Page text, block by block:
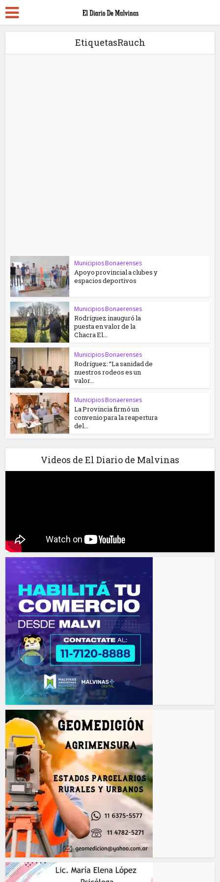
EtiquetasRauch
Municipios Bonaerenses
Apoyo provincial a clubes y
espacios deportivos
Municipios Bonaerenses
Rodríguez inauguró la
puesta en valor de la
Chacra El...
Municipios Bonaerenses
Rodríguez: “La sanidad de
nuestros rodeos es un
valor...
Municipios Bonaerenses
La Provincia firmó un
convenio para la reapertura
del...
Videos de El Diario de Malvinas